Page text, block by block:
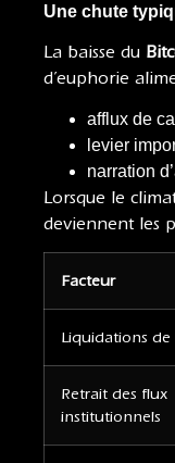
Une chute
La baisse du
d’euphorie
afflux de
levier
narration
Lorsque le
deviennent les
Facteur
Liquidations de
Retrait des flux
institutionnels